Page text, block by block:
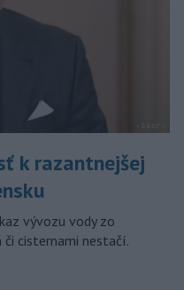
k razantnejšej
vývozu vody zo
cisternami nestačí.